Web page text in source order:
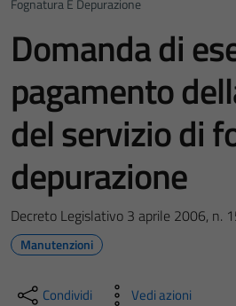
Fognatura E Depurazione
Domanda di
pagamento
del servizio di
depurazione
Decreto Legislativo 3 aprile 2006, n.
Manutenzioni
Condividi Vedi azioni